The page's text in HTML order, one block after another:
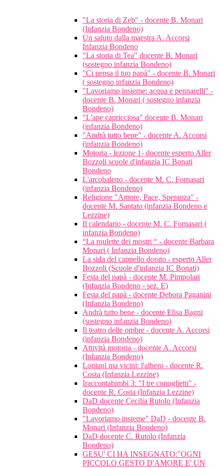
"La storia di Zeb" - docente B. Monari
(Infanzia Bondeno)
Un saluto dalla maestra A. Accorsi
Infanzia Bondeno
"La storia di Tea" docente B. Monari
(sostegno infanzia Bondeno)
"Ci pensa il tuo papà" - docente B. Monari
( sostegno infanzia Bondeno)
"Lavoriamo insieme: acqua e pennarelli" -
docente B. Monari ( sostegno infanzia
Bondeno)
"L'ape capricciosa" docente B. Monari
(infanzia Bondeno)
"Andrà tutto bene" - docente A. Accorsi
(infanzia Bondeno)
Motoria - lezione 1- docente esperto Aller
Bozzoli scuole d'infanzia IC Bonati
Bondeno
L'arcobaleno - docente M. C. Fornasari
(infanzia Bondeno)
Religione "Amore, Pace, Speranza" -
docente M. Santato (infanzia Bondeno e
Lezzine)
Il calendario - docente M. C. Fornasari (
infanzia Bondeno)
“La roulette dei mostri “ - docente Barbara
Monari ( Infanzia Bondeno)
La sida del cappello dorato - esperto Aller
Bozzoli (Scuole d'infanzia IC Bonati)
Festa del papà - docente M. Pimpolari
(Infanzia Bondeno - sez. E)
Festa del papà - docente Debora Paganini
(Infanzia Bondeno)
Andrà tutto bene - docente Elisa Bagni
(sostegno infanzia Bondeno)
Il teatro delle ombre - docente A. Accorsi
(infanzia Bondeno)
Attività motoria - docente A. Accorsi
(Infanzia Bondeno)
Lontani ma vicini: l'albero - docente R.
Costa (Infanzia Lezzine)
Iraccontabimbi 3: "I tre conoglietti" -
docente R. Costa (Infanzia Lezzine)
DaD docente Cecilia Rutolo (Infanzia
Bondeno)
"Lavoriamo insieme" DaD - docente B.
Monari (Infanzia Bondeno)
DaD docente C. Rutolo (Infanzia
Bondeno)
GESU' CI HA INSEGNATO:"OGNI
PICCOLO GESTO D'AMORE E' UN